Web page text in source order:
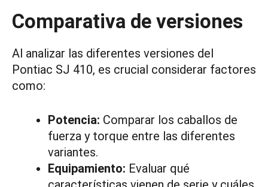
Comparativa de versiones
Al analizar las diferentes versiones del
Pontiac SJ 410, es crucial considerar factores
como:
Potencia: Comparar los caballos de
fuerza y torque entre las diferentes
variantes.
Equipamiento: Evaluar qué